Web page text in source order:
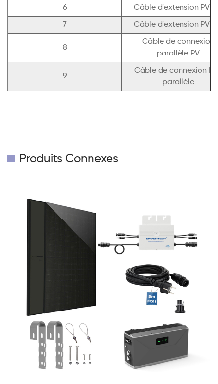
6 Câble d'extension PV
7 Câble d'extension PV
8
Câble de connexion
parallèle PV
9
Câble de connexion
parallèle
Produits Connexes